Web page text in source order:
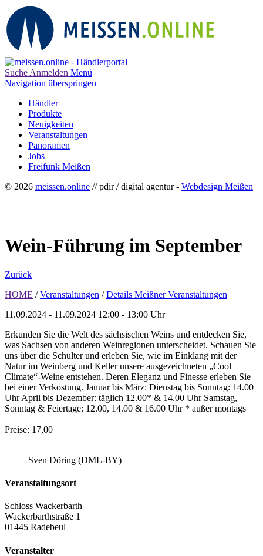
Suche Anmelden Menü
Navigation überspringen
Händler
Produkte
Neuigkeiten
Veranstaltungen
Panoramen
Jobs
Freifunk Meißen
© 2026 meissen.online // pdir / digital agentur - Webdesign Meißen
Wein-Führung im September
Zurück
HOME / Veranstaltungen / Details Meißner Veranstaltungen
11.09.2024 - 11.09.2024 12:00 - 13:00 Uhr
Erkunden Sie die Welt des sächsischen Weins und entdecken Sie,
was Sachsen von anderen Weinregionen unterscheidet. Schauen Sie
uns über die Schulter und erleben Sie, wie im Einklang mit der
Natur im Weinberg und Keller unsere ausgezeichneten „Cool
Climate“-Weine entstehen. Deren Eleganz und Finesse erleben Sie
bei einer Verkostung. Januar bis März: Dienstag bis Sonntag: 14.00
Uhr April bis Dezember: täglich 12.00* & 14.00 Uhr Samstag,
Sonntag & Feiertage: 12.00, 14.00 & 16.00 Uhr * außer montags
Preise: 17,00
Sven Döring (DML-BY)
Veranstaltungsort
Schloss Wackerbarth
Wackerbarthstraße 1
01445 Radebeul
Veranstalter